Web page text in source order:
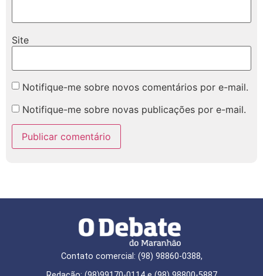
Site
Notifique-me sobre novos comentários por e-mail.
Notifique-me sobre novas publicações por e-mail.
Contato comercial: (98) 98860-0388,